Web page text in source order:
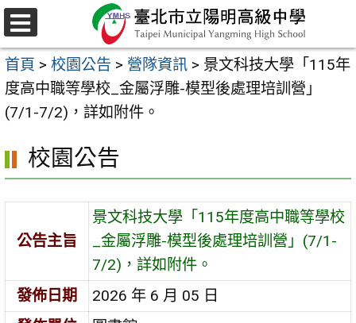
跳
至
主
要
內
區
選
單
首頁 > 校園公告 > 營隊資訊 > 景文科技大學「115年
度高中職等學校_金屬浮雕-模型後處理培訓營」
(7/1-7/2)，詳如附件。
校園公告
公告主旨
景文科技大學「115年度高中職等學校
_金屬浮雕-模型後處理培訓營」(7/1-
7/2)，詳如附件。
發佈日期
2026 年 6 月 05 日